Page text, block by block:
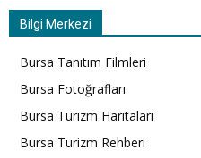
Bilgi Merkezi
Bursa Tanıtım Filmleri
Bursa Fotoğrafları
Bursa Turizm Haritaları
Bursa Turizm Rehberi